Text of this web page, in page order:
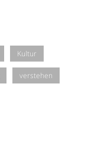
Kultur
verstehen